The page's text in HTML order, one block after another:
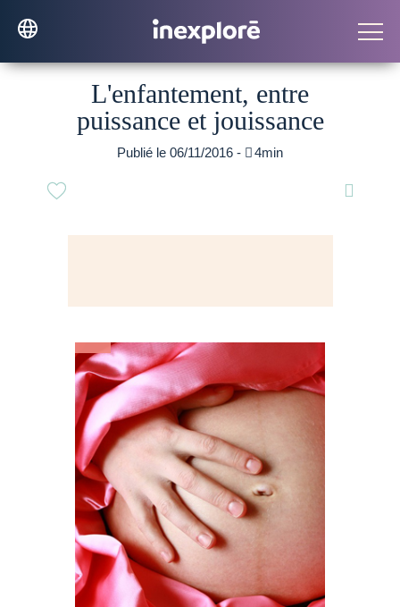
L'enfantement, entre
puissance et jouissance
Publié le 06/11/2016 - 4min
